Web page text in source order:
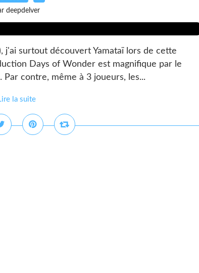
deepdelver
j'ai surtout découvert Yamataï lors de cette
Days of Wonder est magnifique par le
contre, même à 3 joueurs, les...
la suite